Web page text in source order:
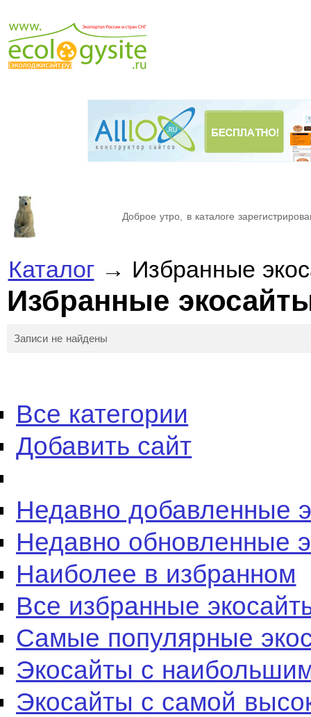
Доброе утро, в каталоге
Каталог→ Избранные
Избранные
Записи не найдены
Все категории
Добавить сайт
Недавно добавленные
Недавно обновленные
Наиболее в избранном
Все избранные
Самые популярные
Экосайты с
Экосайты с самой